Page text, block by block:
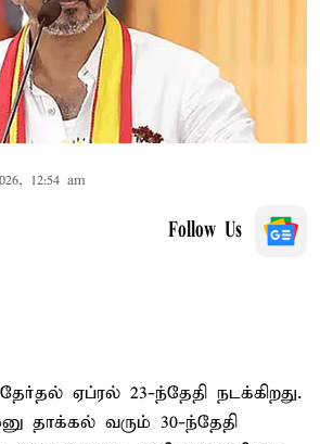
12:54 am
Follow Us
ஏப்ரல் 23-ந்தேதி நடக்கிறது.
தாக்கல் வரும் 30-ந்தேதி